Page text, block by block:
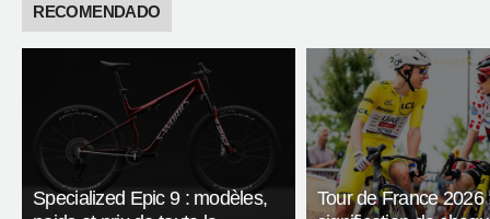
RECOMENDADO
Specialized Epic 9 : modèles,
Tour de France 2026